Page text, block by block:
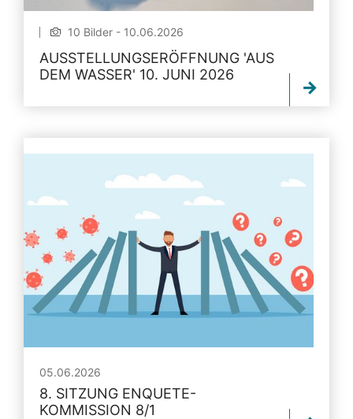
10 Bilder - 10.06.2026
AUSSTELLUNGSERÖFFNUNG 'AUS
DEM WASSER' 10. JUNI 2026
05.06.2026
8. SITZUNG ENQUETE-
KOMMISSION 8/1